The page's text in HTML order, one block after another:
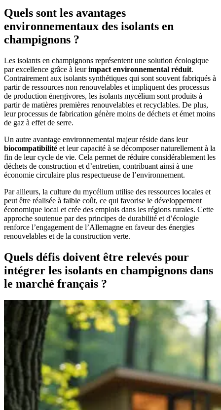
Quels sont les avantages
environnementaux des isolants en
champignons ?
Les isolants en champignons représentent une solution écologique
par excellence grâce à leurimpact environnemental réduit.
Contrairement aux isolants synthétiques qui sont souvent fabriqués à
partir de ressources non renouvelables et impliquent des processus
de production énergivores, les isolants mycélium sont produits à
partir de matières premières renouvelables et recyclables. De plus,
leur processus de fabrication génère moins de déchets et émet moins
de gaz à effet de serre.
Un autre avantage environnemental majeur réside dans leur
biocompatibilité et leur capacité à se décomposer naturellement à la
fin de leur cycle de vie. Cela permet de réduire considérablement les
déchets de construction et d’entretien, contribuant ainsi à une
économie circulaire plus respectueuse de l’environnement.
Par ailleurs, la culture du mycélium utilise des ressources locales et
peut être réalisée à faible coût, ce qui favorise le développement
économique local et crée des emplois dans les régions rurales. Cette
approche soutenue par des principes de durabilité et d’écologie
renforce l’engagement de l’Allemagne en faveur des énergies
renouvelables et de la construction verte.
Quels défis doivent être relevés pour
intégrer les isolants en champignons dans
le marché français ?